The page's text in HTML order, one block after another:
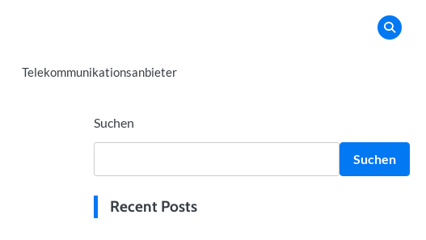
Telekommunikationsanbieter
Suchen
Suchen
Recent Posts